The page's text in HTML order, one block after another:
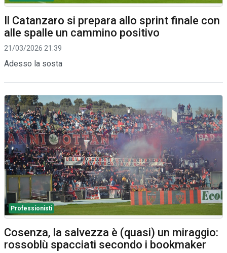
Il Catanzaro si prepara allo sprint finale con
alle spalle un cammino positivo
21/03/2026 21:39
Adesso la sosta
Professionisti
Cosenza, la salvezza è (quasi) un miraggio:
rossoblù spacciati secondo i bookmaker